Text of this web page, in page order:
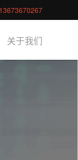
13673670267
关于我们